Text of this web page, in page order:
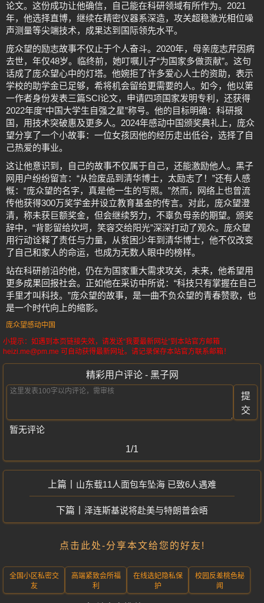
论文。这份成功让他确信，自己能在科研领域有所作为。2021
年，他选择直博，继续在精密仪器系深造，攻关超稳激光相位噪
声测量等尖端技术，成果达到国际领先水平。
庞众望的励志故事不仅止于个人奋斗。2020年，母亲庞志芹因病
去世，年仅48岁。临终前，她叮嘱儿子“为国家多做贡献”。这句
话成了庞众望心中的灯塔。他婉拒了许多爱心人士的资助，表示
学校的助学金已足够，希将机会留给更需要的人。如今，他以第
一作者身份发表三篇SCI论文，申请四项国家发明专利，还获得
2022年度“中国大学生自强之星”称号。他的目标明确：科研报
国，用技术突破惠及更多人。2024年感动中国颁奖典礼上，庞众
望分享了一个小故事：一位女孩因他的经历走出低谷，选择了自
己热爱的事业。
这让他意识到，自己的故事不仅属于自己，还能激励他人。黑子
网用户纷纷留言：“从捡废品到清华博士，太励志了！”还有人感
慨：“庞众望的名字，真是他一生的写照。”然而，网络上也曾流
传他获得300万奖学金并设立教育基金的传言。对此，庞众望澄
清，称未获巨额奖金，但会继续努力，不辜负母亲的期望。颁奖
辞中，“背影留给坎坷，笑容交给阳光”深深打动了观众。庞众望
用行动诠释了责任与力量，从贫困少年到清华博士，他不仅改变
了自己和家人的命运，也成为无数人眼中的榜样。
站在科研前沿的他，仍在为国家重大需求攻关，未来，他希望用
更多成果回报社会。正如他在采访中所说：“科技只有掌握在自己
手里才叫科技。”庞众望的故事，是一曲不负众望的青春赞歌，也
是一个时代向上的缩影。
庞众望感动中国
小提示：如遇到本页链接失效，请发送“我要最新网址”到本站官方邮箱
heizi.me@pm.me 可自动获得最新网址。请记录保存本站官方联系邮箱！
精彩用户评论 - 黑子网
提
交
暂无评论
1/1
山东载11人面包车坠海 已致6人遇难
泽连斯基说将赴美与特朗普会晤
点击此处-分享本文给您的好友!
全国小区私密交
友
高端紧致会所福
利
在线选妃隐私保
护
校园反差桃色秘
闻